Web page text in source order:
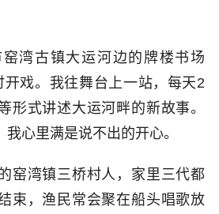
古镇大运河边的牌楼书场
开戏。我往舞台上一站，每天2
形式讲述大运河畔的新故事。
心里满是说不出的开心。
湾镇三桥村人，家里三代都
束，渔民常会聚在船头唱歌放